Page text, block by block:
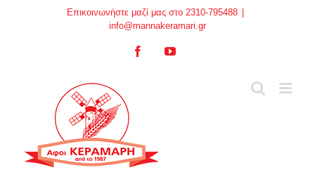
Επικοινωνήστε μαζί μας στο 2310-795488
info@mannakeramari.gr
FacebookYouTube